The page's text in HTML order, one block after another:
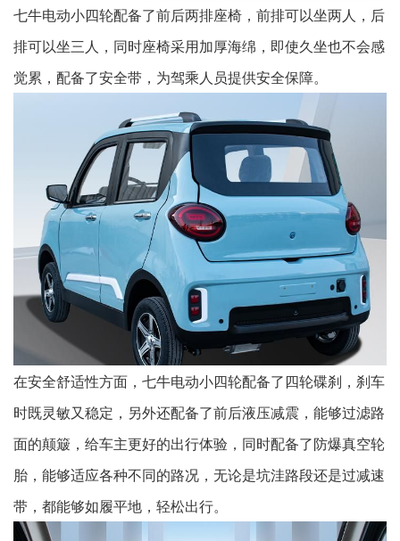
七牛电动小四轮配备了前后两排座椅，前排可以坐两人，后
排可以坐三人，同时座椅采用加厚海绵，即使久坐也不会感
觉累，配备了安全带，为驾乘人员提供安全保障。
在安全舒适性方面，七牛电动小四轮配备了四轮碟刹，刹车
时既灵敏又稳定，另外还配备了前后液压减震，能够过滤路
面的颠簸，给车主更好的出行体验，同时配备了防爆真空轮
胎，能够适应各种不同的路况，无论是坑洼路段还是过减速
带，都能够如履平地，轻松出行。